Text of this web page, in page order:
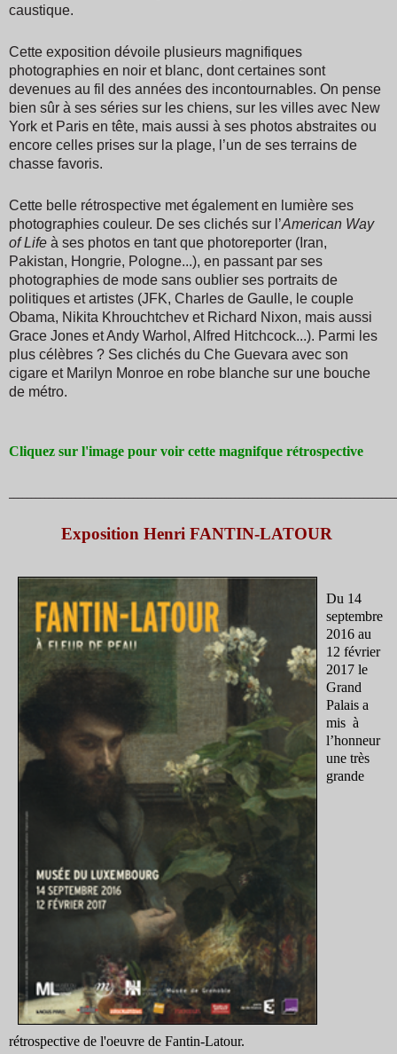
caustique.
Cette exposition dévoile plusieurs magnifiques
photographies en noir et blanc, dont certaines sont
devenues au fil des années des incontournables. On pense
bien sûr à ses séries sur les chiens, sur les villes avec New
York et Paris en tête, mais aussi à ses photos abstraites ou
encore celles prises sur la plage, l’un de ses terrains de
chasse favoris.
Cette belle rétrospective met également en lumière ses
photographies couleur. De ses clichés sur l’American Way
of Life à ses photos en tant que photoreporter (Iran,
Pakistan, Hongrie, Pologne...), en passant par ses
photographies de mode sans oublier ses portraits de
politiques et artistes (JFK, Charles de Gaulle, le couple
Obama, Nikita Khrouchtchev et Richard Nixon, mais aussi
Grace Jones et Andy Warhol, Alfred Hitchcock...). Parmi les
plus célèbres ? Ses clichés du Che Guevara avec son
cigare et Marilyn Monroe en robe blanche sur une bouche
de métro.
Cliquez sur l'image pour voir cette magnifque rétrospective
Exposition Henri FANTIN-LATOUR
Du 14
septembre
2016 au
12 février
2017 le
Grand
Palais a
mis à
l’honneur
une très
grande
rétrospective de l'oeuvre de Fantin-Latour.